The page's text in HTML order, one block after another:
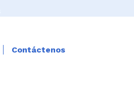
Contáctenos